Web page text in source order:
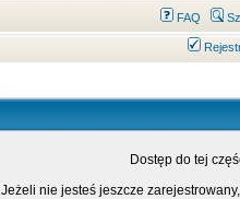
FAQ
Dostęp do tej
Jeżeli nie jesteś jeszcze